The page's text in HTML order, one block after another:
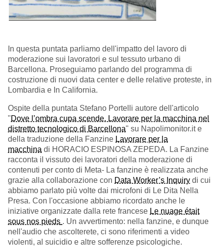
In questa puntata parliamo dell'impatto del lavoro di
moderazione sui lavoratori e sul tessuto urbano di
Barcellona. Proseguiamo parlando del programma di
costruzione di nuovi data center e delle relative proteste, in
Lombardia e In California.
Ospite della puntata Stefano Portelli autore dell'articolo
"Dove l’ombra cupa scende. Lavorare per la macchina nel
distretto tecnologico di Barcellona" su Napolimonitor.it e
della traduzione della Fanzine Lavorare per la
macchina di HORACIO ESPINOSA ZEPEDA. La Fanzine
racconta il vissuto dei lavoratori della moderazione di
contenuti per conto di Meta- La fanzine è realizzata anche
grazie alla collaborazione con Data Worker’s Inquiry di cui
abbiamo parlato più volte dai microfoni di Le Dita Nella
Presa. Con l'occasione abbiamo ricordato anche le
iniziative organizzate dalla rete francese Le nuage était
sous nos pieds . Un avvertimento: nella fanzine, e dunque
nell'audio che ascolterete, ci sono riferimenti a video
violenti, al suicidio e altre sofferenze psicologiche.